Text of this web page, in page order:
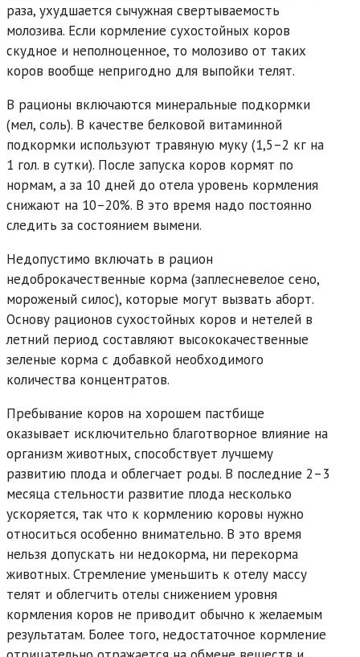
раза, ухудшается сычужная свертываемость
молозива. Если кормление сухостойных коров
скудное и неполноценное, то молозиво от таких
коров вообще непригодно для выпойки телят.
В рационы включаются минеральные подкормки
(мел, соль). В качестве белковой витаминной
подкормки используют травяную муку (1,5–2 кг на
1 гол. в сутки). После запуска коров кормят по
нормам, а за 10 дней до отела уровень кормления
снижают на 10–20%. В это время надо постоянно
следить за состоянием вымени.
Недопустимо включать в рацион
недоброкачественные корма (заплесневелое сено,
мороженый силос), которые могут вызвать аборт.
Основу рационов сухостойных коров и нетелей в
летний период составляют высококачественные
зеленые корма с добавкой необходимого
количества концентратов.
Пребывание коров на хорошем пастбище
оказывает исключительно благотворное влияние на
организм животных, способствует лучшему
развитию плода и облегчает роды. В последние 2–3
месяца стельности развитие плода несколько
ускоряется, так что к кормлению коровы нужно
относиться особенно внимательно. В это время
нельзя допускать ни недокорма, ни перекорма
животных. Стремление уменьшить к отелу массу
телят и облегчить отелы снижением уровня
кормления коров не приводит обычно к желаемым
результатам. Более того, недостаточное кормление